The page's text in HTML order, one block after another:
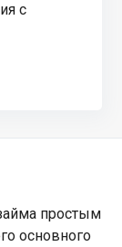
с
простым
основного